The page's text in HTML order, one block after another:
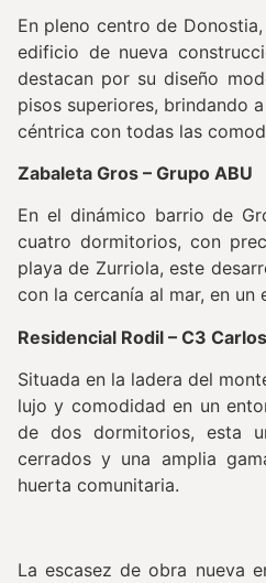
En pleno centro de Donostia,
edificio de nueva
destacan por su diseño
pisos superiores, brindando
céntrica con todas las
Zabaleta Gros – Grupo ABU
En el dinámico barrio de
cuatro dormitorios, con
playa de Zurriola, este
con la cercanía al mar, en
Residencial Rodil – C3
Situada en la ladera del
lujo y comodidad en un
de dos dormitorios, esta
cerrados y una amplia
huerta comunitaria.
La escasez de obra nueva